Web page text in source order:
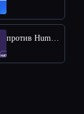
против Humanize AI Text